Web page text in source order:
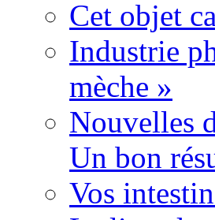
Cet objet
Industrie
mèche »
Nouvelles
Un bon
Vos